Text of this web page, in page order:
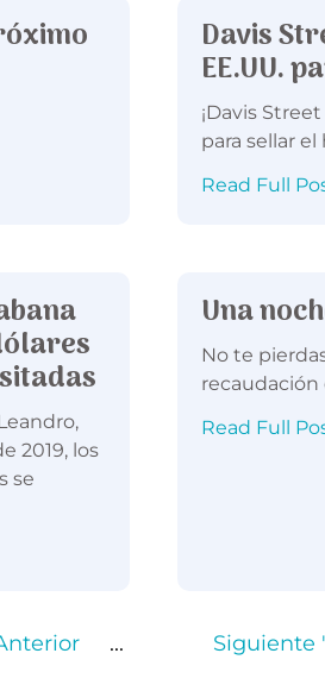
Davis
EE.UU.
¡Davis
para sellar
Read Full
2019, los
se
Una
No te
recaudación
Read Full
... Siguiente